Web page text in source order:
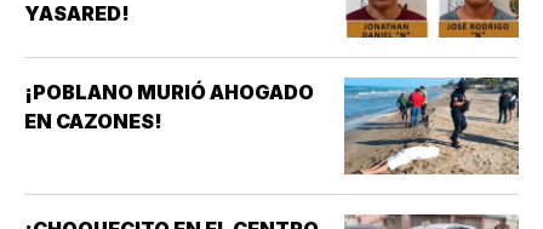
YASARED!
¡POBLANO MURIÓ AHOGADO
EN CAZONES!